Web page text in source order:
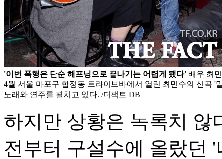
'이번 폭행은 단순 해프닝으로 끝나기는 어렵게 됐다' 배우 최
4월 서울 마포구 합정동 트라이브바에서 열린 최민수의 신곡 '
노래와 연주를 펼치고 있다. /더팩트 DB
하지만 상황은 녹록치 않
전부터 구설수에 올랐던